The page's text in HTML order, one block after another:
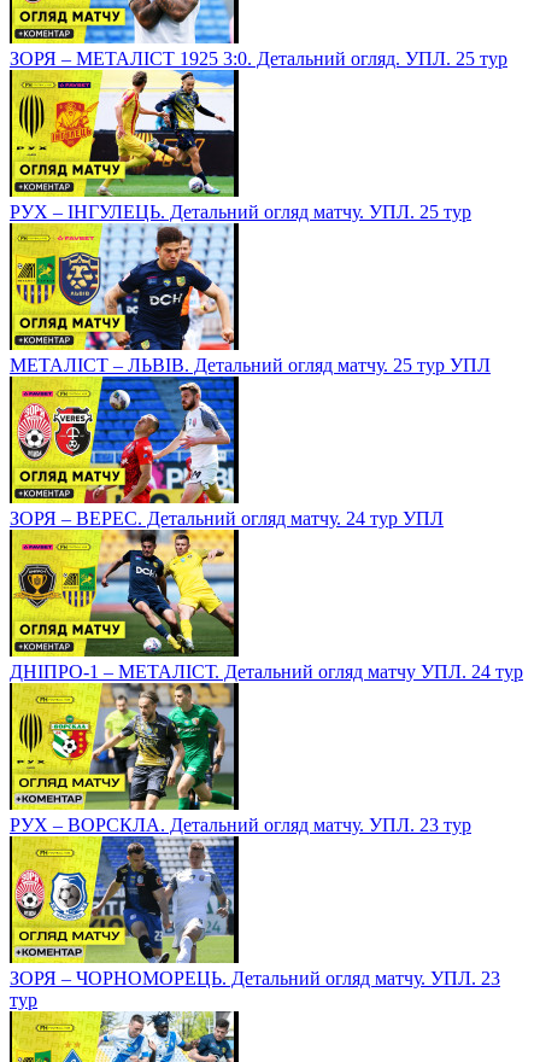
ЗОРЯ – МЕТАЛІСТ 1925 3:0. Детальний огляд. УПЛ. 25 тур
РУХ – ІНГУЛЕЦЬ. Детальний огляд матчу. УПЛ. 25 тур
МЕТАЛІСТ – ЛЬВІВ. Детальний огляд матчу. 25 тур УПЛ
ЗОРЯ – ВЕРЕС. Детальний огляд матчу. 24 тур УПЛ
ДНІПРО-1 – МЕТАЛІСТ. Детальний огляд матчу УПЛ. 24 тур
РУХ – ВОРСКЛА. Детальний огляд матчу. УПЛ. 23 тур
ЗОРЯ – ЧОРНОМОРЕЦЬ. Детальний огляд матчу. УПЛ. 23
тур